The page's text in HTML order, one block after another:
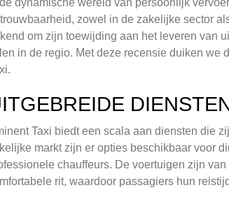
de dynamische wereld van persoonlijk
zowel in de zakelijke sector
om zijn toewijding aan het leveren van
in de regio. Met deze recensie duiken we
Taxi biedt een scala aan diensten die
markt zijn er opties beschikbaar voor
chauffeurs. De voertuigen zijn
rit, waardoor passagiers hun